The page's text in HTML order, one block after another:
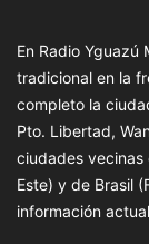
En Radio Yguazú
tradicional en la
completo la
Pto. Libertad,
ciudades vecinas
Este) y de Brasil
información